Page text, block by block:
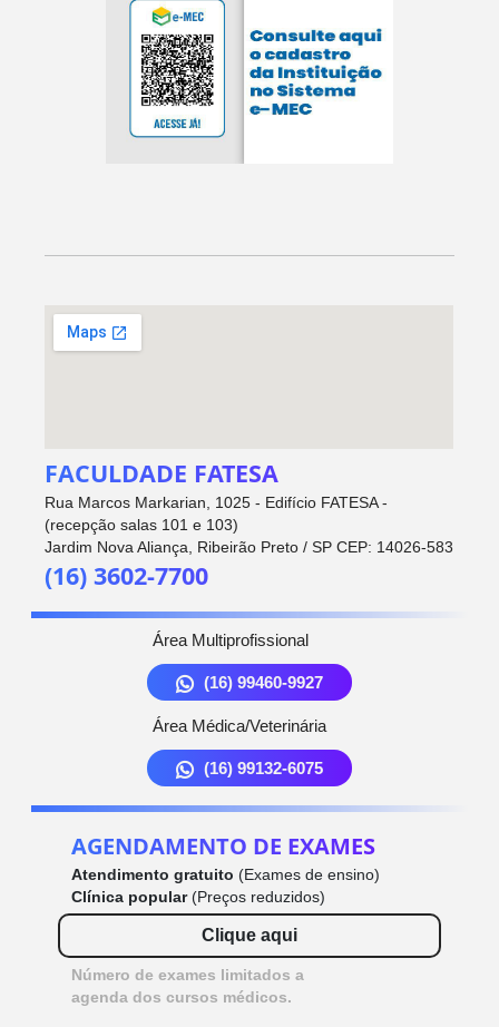
FACULDADE FATESA
Rua Marcos Markarian, 1025 - Edifício FATESA -
(recepção salas 101 e 103)
Jardim Nova Aliança, Ribeirão Preto / SP CEP: 14026-583
(16) 3602-7700
Área Multiprofissional
(16) 99460-9927
Área Médica/Veterinária
(16) 99132-6075
AGENDAMENTO DE EXAMES
Atendimento gratuito (Exames de ensino)
Clínica popular(Preços reduzidos)
Clique aqui
Número de exames limitados a
agenda dos cursos médicos.